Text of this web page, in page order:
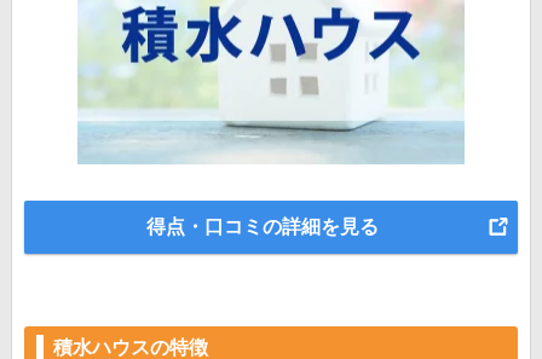
得点・口コミの詳細を見る
積水ハウスの特徴